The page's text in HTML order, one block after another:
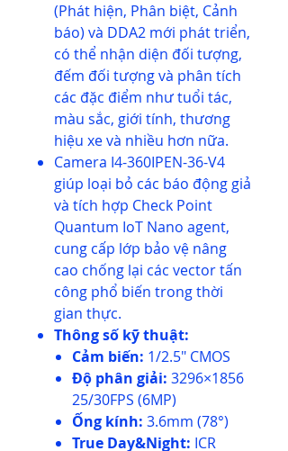
(Phát hiện, Phân biệt, Cảnh
báo) và DDA2 mới phát triển,
có thể nhận diện đối tượng,
đếm đối tượng và phân tích
các đặc điểm như tuổi tác,
màu sắc, giới tính, thương
hiệu xe và nhiều hơn nữa.
Camera I4-360IPEN-36-V4
giúp loại bỏ các báo động giả
và tích hợp Check Point
Quantum IoT Nano agent,
cung cấp lớp bảo vệ nâng
cao chống lại các vector tấn
công phổ biến trong thời
gian thực.
Thông số kỹ thuật:
Cảm biến: 1/2.5″ CMOS
Độ phân giải: 3296×1856
25/30FPS (6MP)
Ống kính: 3.6mm (78°)
True Day&Night: ICR